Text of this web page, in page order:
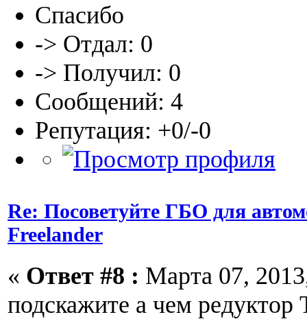
Спасибо
-> Отдал: 0
-> Получил: 0
Сообщений: 4
Репутация: +0/-0
Re: Посоветуйте ГБО для
Freelander
« Ответ #8 : Марта 07,
подскажите а чем редуктор